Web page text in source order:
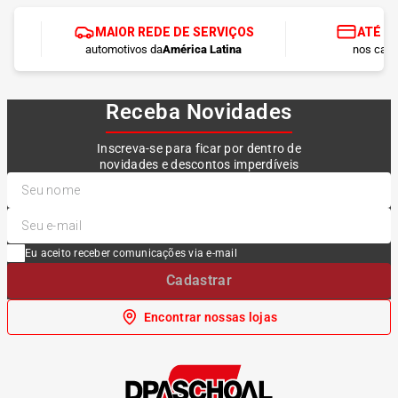
MAIOR REDE DE SERVIÇOS
automotivos daAmérica Latina
ATÉ
nos
Receba Novidades
Inscreva-se para ficar por dentro de
novidades e descontos imperdíveis
Eu aceito receber comunicações via e-mail
Cadastrar
Encontrar nossas lojas